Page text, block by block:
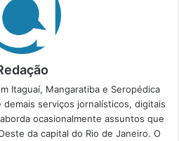
Itaguaí, Mangaratiba e Seropédica
serviços jornalísticos, digitais
ocasionalmente assuntos que
da capital do Rio de Janeiro. O